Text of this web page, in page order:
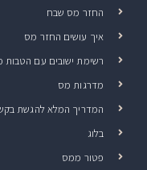
החזר מס שבח
איך עושים החזר מס
רשימת ישובים עם הטבות
מדרגות מס
המדריך המלא להגשת
בלוג
פטור ממס